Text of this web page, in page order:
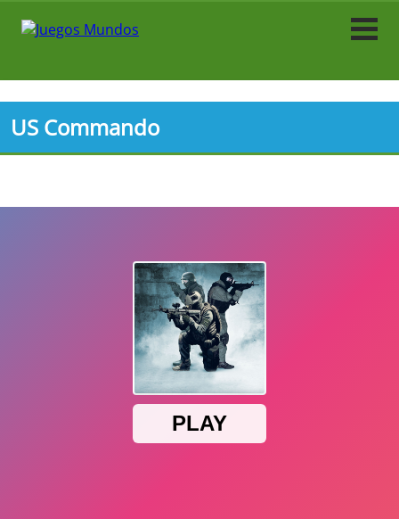
Arcade
Tiradores
Simulación
Simulador
Deportes
US Commando